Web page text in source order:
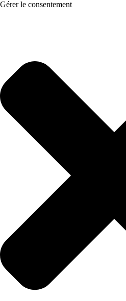
Gérer le consentement